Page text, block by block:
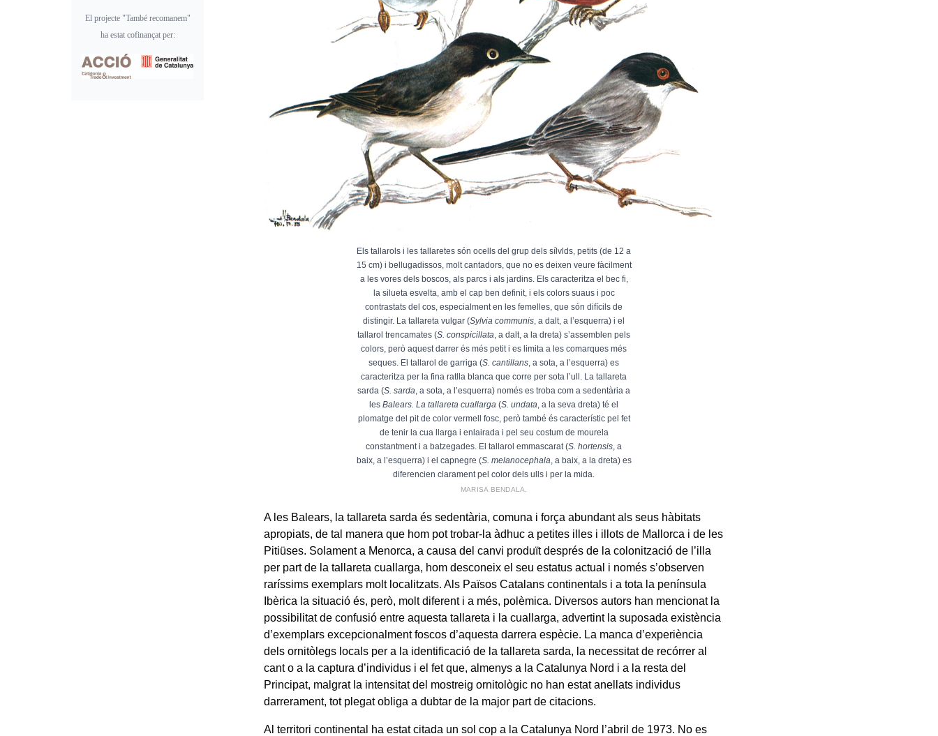
Els tallarols i les tallaretes són ocells del grup dels sílvlds, petits (de 12 a
15 cm) i bellugadissos, molt cantadors, que no es deixen veure fàcilment
a les vores dels boscos, als parcs i als jardins. Els caracteritza el bec fi,
la silueta esvelta, amb el cap ben definit, i els colors suaus i poc
contrastats del cos, especialment en les femelles, que són difícils de
distingir. La tallareta vulgar (Sylvia communis, a dalt, a l’esquerra) i el
tallarol trencamates (S. conspicillata, a dalt, a la dreta) s’assemblen pels
colors, però aquest darrer és més petit i es limita a les comarques més
seques. El tallarol de garriga (S. cantillans, a sota, a l’esquerra) es
caracteritza per la fina ratlla blanca que corre per sota l’ull. La tallareta
sarda (S. sarda, a sota, a l’esquerra) només es troba com a sedentària a
lesBalears. La tallareta cuallarga (S. undata, a la seva dreta) té el
plomatge del pit de color vermell fosc, però també és característic pel fet
de tenir la cua llarga i enlairada i pel seu costum de mourela
constantment i a batzegades. El tallarol emmascarat (S. hortensis, a
baix, a l’esquerra) i el capnegre (S. melanocephala, a baix, a la dreta) es
diferencien clarament pel color dels ulls i per la mida.
MARISA BENDALA.
A les Balears, la tallareta sarda és sedentària, comuna i força abundant als seus hàbitats
apropiats, de tal manera que hom pot trobar-la àdhuc a petites illes i illots de Mallorca i de les
Pitiüses. Solament a Menorca, a causa del canvi produït després de la colonització de l’illa
per part de la tallareta cuallarga, hom desconeix el seu estatus actual i només s’observen
raríssims exemplars molt localitzats. Als Països Catalans continentals i a tota la península
Ibèrica la situació és, però, molt diferent i a més, polèmica. Diversos autors han mencionat la
possibilitat de confusió entre aquesta tallareta i la cuallarga, advertint la suposada existència
d’exemplars excepcionalment foscos d’aquesta darrera espècie. La manca d’experiència
dels ornitòlegs locals per a la identificació de la tallareta sarda, la necessitat de recórrer al
cant o a la captura d’individus i el fet que, almenys a la Catalunya Nord i a la resta del
Principat, malgrat la intensitat del mostreig ornitològic no han estat anellats individus
darrerament, tot plegat obliga a dubtar de la major part de citacions.
Al territori continental ha estat citada un sol cop a la Catalunya Nord l’abril de 1973. No es
El projecte "També recomanem"
ha estat cofinançat per: